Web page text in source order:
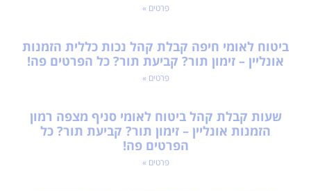
פרטים »
ביטוח לאומי חיפה קבלת קהל נכות כללית הזמנות
אונליין – זימון תור? קביעת תור? כל הפרטים פה!
פרטים »
שעות קבלת קהל ביטוח לאומי סניף מצפה רמון
הזמנות אונליין – זימון תור? קביעת תור? כל
הפרטים פה!
פרטים »